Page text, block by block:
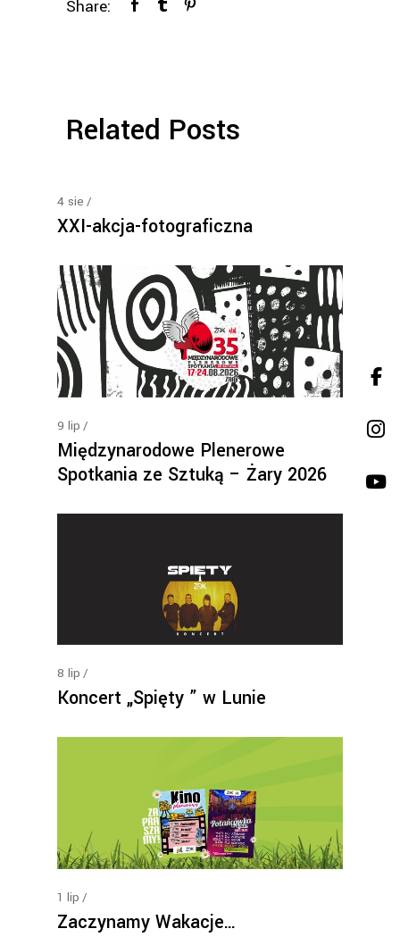
Share:
Related Posts
4 sie
XXI-akcja-fotograficzna
9 lip
Międzynarodowe Plenerowe
Spotkania ze Sztuką – Żary 2026
8 lip
Koncert „Spięty ” w Lunie
1 lip
Zaczynamy Wakacje…